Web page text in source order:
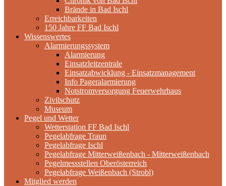
Brände in Bad Ischl
Erreichbarkeiten
150 Jahre FF Bad Ischl
Wissenswertes
Alarmierungssystem
Alarmierung
Einsatzleitzentrale
Einsatzabwicklung - Einsatzmanagement
Info Pageralarmierung
Notstromversorgung Feuerwehrhaus
Zivilschutz
Museum
Pegel und Wetter
Wetterstation FF Bad Ischl
Pegelabfrage Traun
Pegelabfrage Ischl
Pegelabfrage Mitterweißenbach - Mitterweißenbach
Pegelmessstellen Oberösterreich
Pegelabfrage Weißenbach (Strobl)
Mitglied werden